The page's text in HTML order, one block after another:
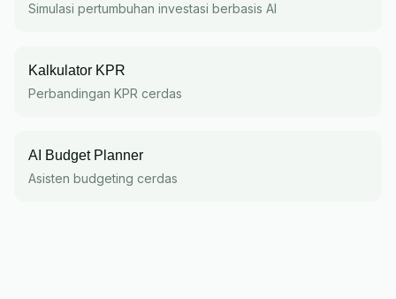
Simulasi pertumbuhan investasi berbasis AI
Kalkulator KPR
Perbandingan KPR cerdas
AI Budget Planner
Asisten budgeting cerdas